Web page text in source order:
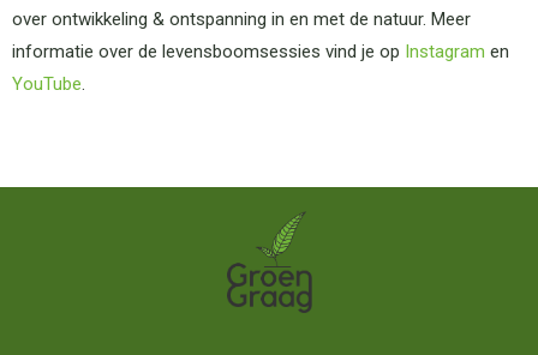
over ontwikkeling & ontspanning in en met de natuur. Meer
informatie over de levensboomsessies vind je op Instagram en
YouTube.